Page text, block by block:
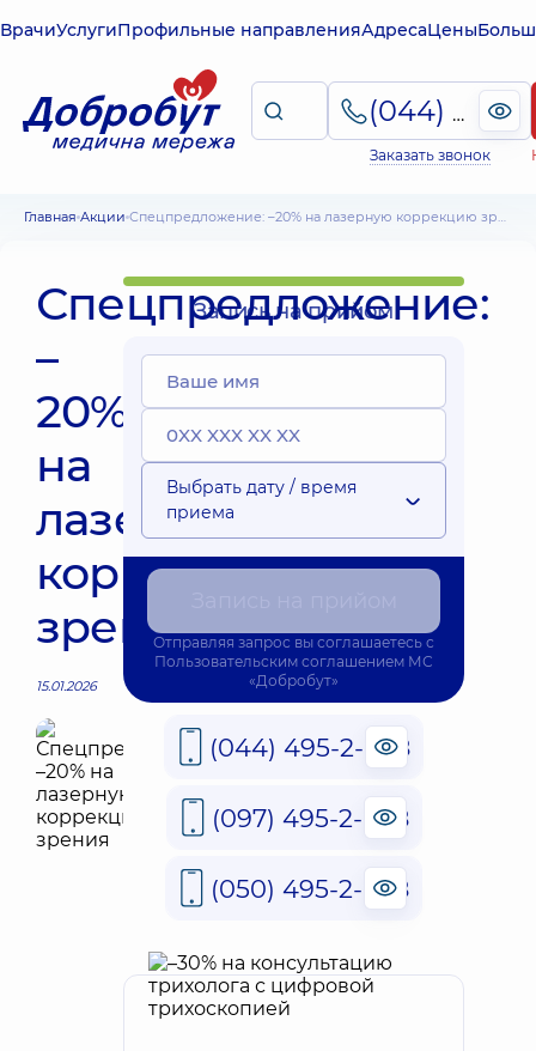
ВрачиУслугиПрофильные направленияАдресаЦены
(044) 495-2-888
Заказать звонок
Главная Акции Спецпредложение: –20% на лазерную коррекцию зрения
Спецпредложение:
–
20%
на
лазерную
коррекцию
зрения
15.01.2026
Запись на прийом
Выбрать дату / время
приема
Отправляя запрос вы соглашаетесь с
Пользовательским соглашением МС
«Добробут»
(044) 495-2-888
(097) 495-2-888
(050) 495-2-888